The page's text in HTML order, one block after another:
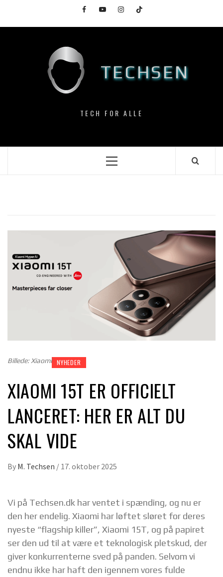
content
FacebookYouTubeInstagramTikTok
TECHSEN
TECH FOR ALLE
Primary
Billede: Xiaomi NYHEDER
XIAOMI 15T ER OFFICIELT
LANCERET: HER ER ALT DU
SKAL VIDE
By M. Techsen / 17. oktober 2025
Vi på Techsen.dk har ventet i spænding, og nu er
den her endelig. Xiaomi har løftet sløret for deres
nyeste “flagship killer”, Xiaomi 15T, og på papiret
ser den ud til at være et teknologisk pletskud, der
giver konkurrenterne sved på panden. Selvom vi
endnu ikke har haft den igennem vores fulde